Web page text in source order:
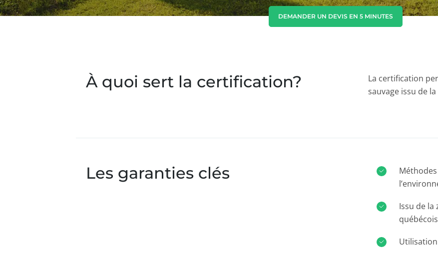
Corée du Sud
(anglais)
DEMANDER UN DEVIS EN 5 MINUTES
À quoi sert la certification?
La certification
sauvage issu de
Les garanties clés
Issu de